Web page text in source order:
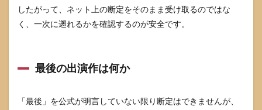
したがって、ネット上の断定をそのまま受け取るのではな
く、一次に遡れるかを確認するのが安全です。
最後の出演作は何か
「最後」を公式が明言していない限り断定はできませんが、